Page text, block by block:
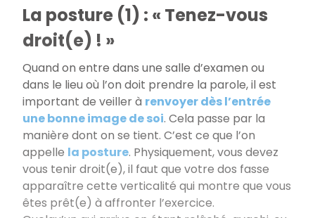
La posture (1) : « Tenez-vous
droit(e) ! »
Quand on entre dans une salle d’examen ou
dans le lieu où l’on doit prendre la parole, il est
important de veiller à renvoyer dès l’entrée
une bonne image de soi. Cela passe par la
manière dont on se tient. C’est ce que l’on
appelle la posture. Physiquement, vous devez
vous tenir droit(e), il faut que votre dos fasse
apparaître cette verticalité qui montre que vous
êtes prêt(e) à affronter l’exercice.